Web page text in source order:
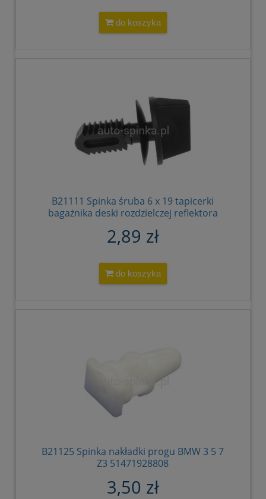
do koszyka
B21111 Spinka śruba 6 x 19 tapicerki
bagażnika deski rozdzielczej reflektora
2,89 zł
do koszyka
B21125 Spinka nakładki progu BMW 3 5 7
Z3 51471928808
3,50 zł